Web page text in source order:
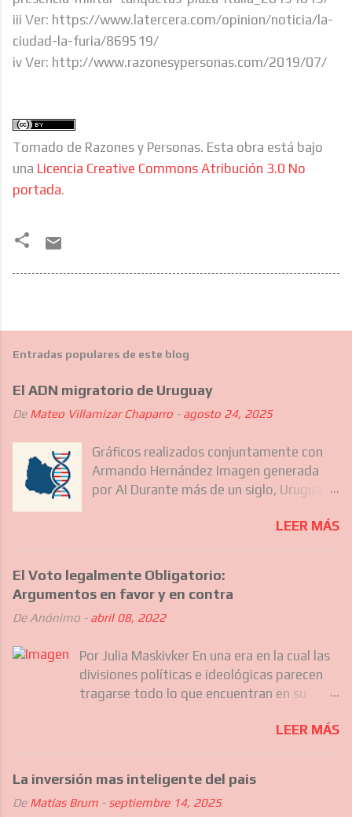
iii Ver: https://www.latercera.com/opinion/noticia/la-
ciudad-la-furia/869519/
iv Ver: http://www.razonesypersonas.com/2019/07/
Tomado de Razones y Personas. Esta obra está bajo
una Licencia Creative Commons Atribución 3.0 No
portada.
Entradas populares de este blog
El ADN migratorio de Uruguay
De Mateo Villamizar Chaparro - agosto 24, 2025
Gráficos realizados conjuntamente con
Armando Hernández Imagen generada
por AI Durante más de un siglo, Uruguay
migratorias que no solo incluyeron a los
europeos que forjaron gran parte de su
recientemente, a comunidades del
Caribe, Asia y otras regiones de América
Latina. Estas migraciones sucesivas han
carácter nacional uruguayo, su
gastronomía, sus barrios y hasta su
forma de hablar. Hoy, cuando los
interior, conviven con los rastros de
todas estas culturas sin siquiera darse
cuenta. Lugares como Nueva Helvecia o
Colonia Valdense en el departamento de
Colonia muestran tambié estos
LEER MÁS
El Voto legalmente Obligatorio:
Argumentos en favor y en contra
De Anónimo - abril 08, 2022
Por Julia Maskivker En una era en la cual las
divisiones políticas e ideológicas parecen
tragarse todo lo que encuentran en su
discusión acerca del voto legalmente
obligatorio haya alcanzado ciertos niveles
voto obligatorio un instrumento legitimo
de las democracias que aspiran a ser
LEER MÁS
La inversión mas inteligente del pais
De Matías Brum - septiembre 14, 2025